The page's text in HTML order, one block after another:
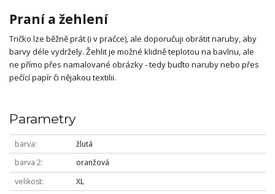
Praní a žehlení
Tričko lze běžně prát (i v pračce), ale doporučuji obrátit naruby, aby
barvy déle vydržely. Žehlit je možné klidně teplotou na bavlnu, ale
ne přímo přes namalované obrázky - tedy buďto naruby nebo přes
pečící papír či nějakou textilii.
Parametry
barva
žlutá
barva 2
oranžová
velikost
XL